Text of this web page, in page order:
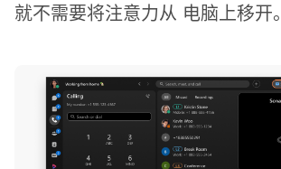
就不需要将注意力从 电脑上移开。